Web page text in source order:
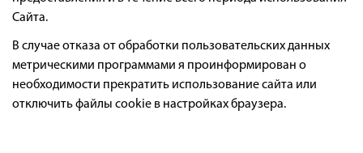
Сайта.
В случае отказа от обработки пользовательских данных
метрическими программами я проинформирован о
необходимости прекратить использование сайта или
отключить файлы cookie в настройках браузера.